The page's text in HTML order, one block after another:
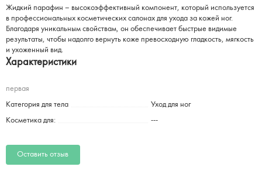
Жидкий парафин – высокоэффективный компонент, который используется
в профессиональных косметических салонах для ухода за кожей ног.
Благодаря уникальным свойствам, он обеспечивает быстрые видимые
результаты, чтобы надолго вернуть коже превосходную гладкость, мягкость
и ухоженный вид.
Характеристики
первая
Категория для тела Уход для ног
Косметика для: ---
Оставить отзыв